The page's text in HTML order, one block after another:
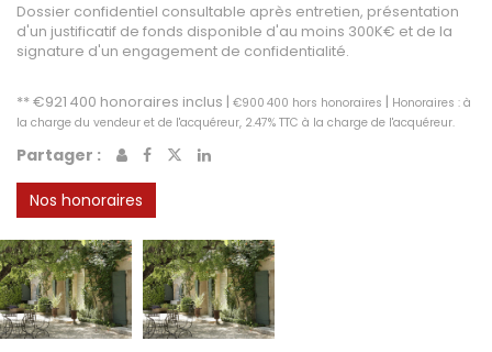
Dossier confidentiel consultable après entretien, présentation
d'un justificatif de fonds disponible d'au moins 300K€ et de la
signature d'un engagement de confidentialité.
** €921 400 honoraires inclus | €900 400 hors honoraires | Honoraires : à
la charge du vendeur et de l'acquéreur, 2.47% TTC à la charge de l'acquéreur.
Partager :
Nos honoraires